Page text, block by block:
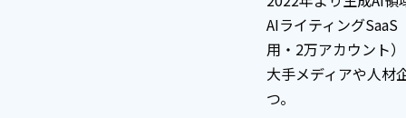
AIライティング
用・2万アカウント
大手メディアや人材
つ。